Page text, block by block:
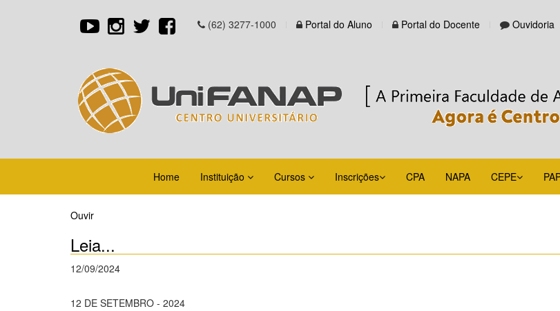
(62) 3277-1000 Portal do Aluno Portal do Docente Ouvidoria
Home Instituição Cursos Inscrições CPA NAPA CEPE
Ouvir
Leia...
12/09/2024
12 DE SETEMBRO - 2024